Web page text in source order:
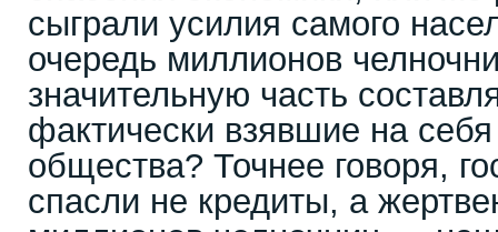
сыграли усилия самого
очередь миллионов
значительную часть
фактически взявшие на
общества? Точнее говоря,
спасли не кредиты, а